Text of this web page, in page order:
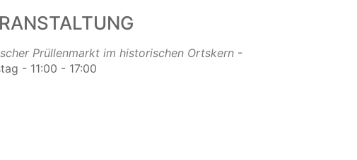
Prüllenmarkt im historischen Ortskern -
- 11:00 - 17:00